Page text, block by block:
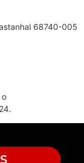
68740-005
o